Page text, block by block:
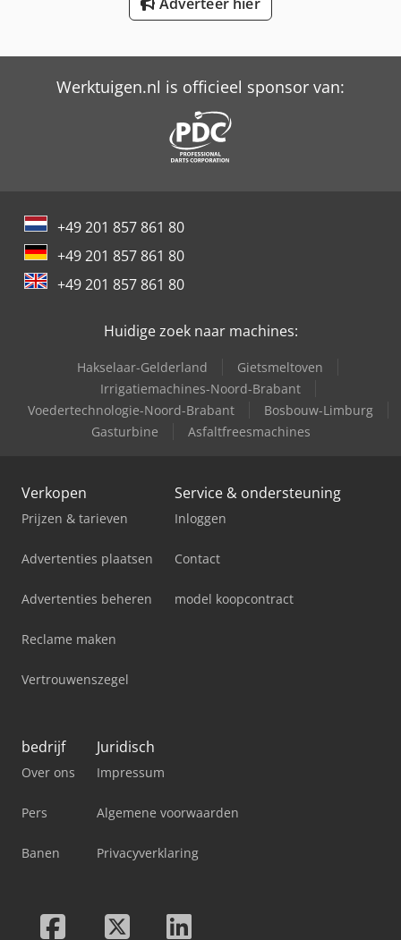
Schaffer 9380 T
Trailer And Tools
Werktuigen.nl is officieel sponsor van:
+49 201 857 861 80
+49 201 857 861 80
+49 201 857 861 80
Huidige zoek naar machines:
Hakselaar-Gelderland
Gietsmeltoven
Irrigatiemachines-Noord-Brabant
Voedertechnologie-Noord-Brabant
Bosbouw-Limburg
Gasturbine
Asfaltfreesmachines
Verkopen
Prijzen & tarieven
Advertenties plaatsen
Advertenties beheren
Reclame maken
Vertrouwenszegel
Service & ondersteuning
Inloggen
Contact
model koopcontract
bedrijf
Over ons
Pers
Banen
Juridisch
Impressum
Algemene voorwaarden
Privacyverklaring